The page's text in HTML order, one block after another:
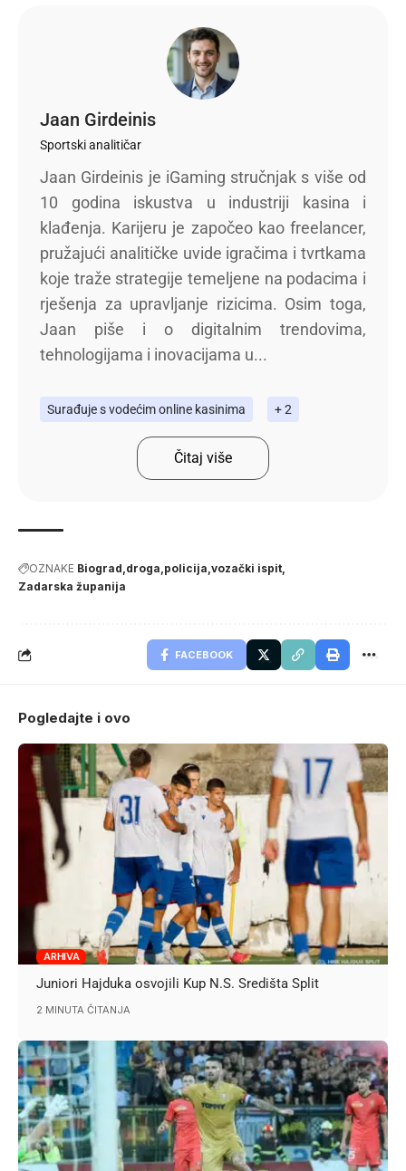
Jaan Girdeinis
Sportski analitičar
Jaan Girdeinis je iGaming stručnjak s više od
10 godina iskustva u industriji kasina i
klađenja. Karijeru je započeo kao freelancer,
pružajući analitičke uvide igračima i tvrtkama
koje traže strategije temeljene na podacima i
rješenja za upravljanje rizicima. Osim toga,
Jaan piše i o digitalnim trendovima,
tehnologijama i inovacijama u...
Surađuje s vodećim online kasinima + 2
Čitaj više
OZNAKE Biograd droga policija vozački ispit
Zadarska županija
FACEBOOK
Pogledajte i ovo
ARHIVA
Juniori Hajduka osvojili Kup N.S. Središta Split
2 MINUTA ČITANJA